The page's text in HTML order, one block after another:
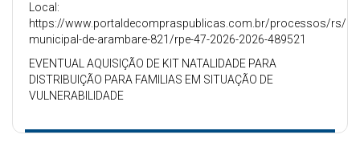
Local:
https://www.portaldecompraspublicas.com.br/processos/rs/
municipal-de-arambare-821/rpe-47-2026-2026-489521
EVENTUAL AQUISIÇÃO DE KIT NATALIDADE PARA
DISTRIBUIÇÃO PARA FAMILIAS EM SITUAÇÃO DE
VULNERABILIDADE